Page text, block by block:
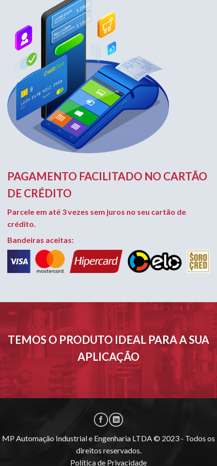
PAGAMENTO FACILITADO NO CARTÃO
DE CRÉDITO
Parcele em até 3 vezes sem juros no seu cartão de
crédito.
Bandeiras aceitas:
TEMOS O PRODUTO IDEAL PARA A SUA
APLICAÇÃO
MP Automação Industrial e Engenharia LTDA © 2023 - Todos os
direitos reservados.
Política de Privacidade